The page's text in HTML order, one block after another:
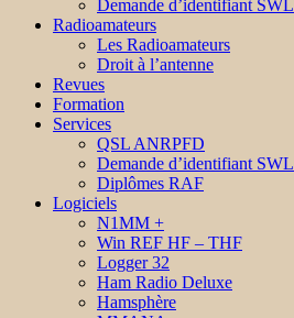
Demande d’identifiant SWL
Radioamateurs
Les Radioamateurs
Droit à l’antenne
Revues
Formation
Services
QSL ANRPFD
Demande d’identifiant SWL
Diplômes RAF
Logiciels
N1MM +
Win REF HF – THF
Logger 32
Ham Radio Deluxe
Hamsphère